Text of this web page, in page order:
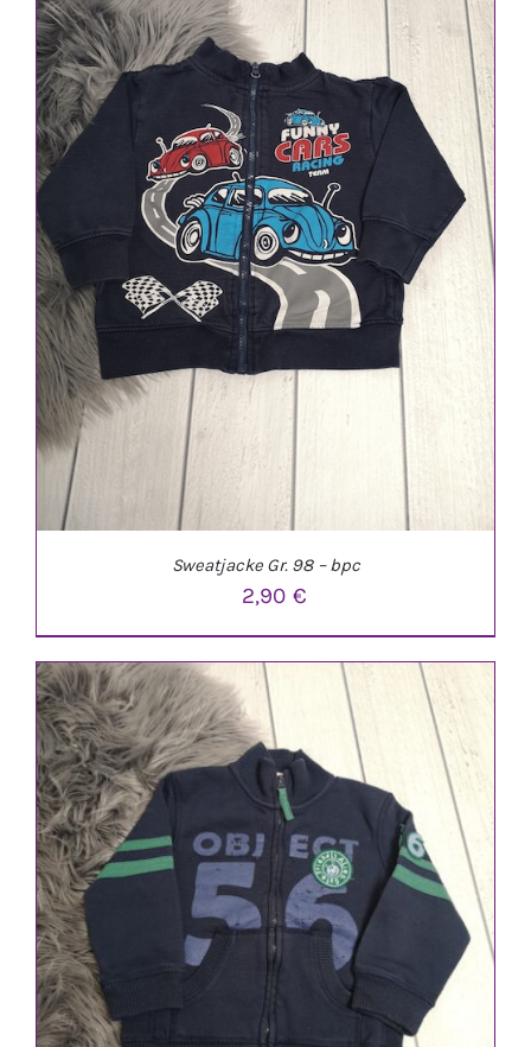
IN DEN WARENKORB
IN DEN WARENKORB / DETAILS
Sweatjacke Gr. 98 – bpc
2,90€